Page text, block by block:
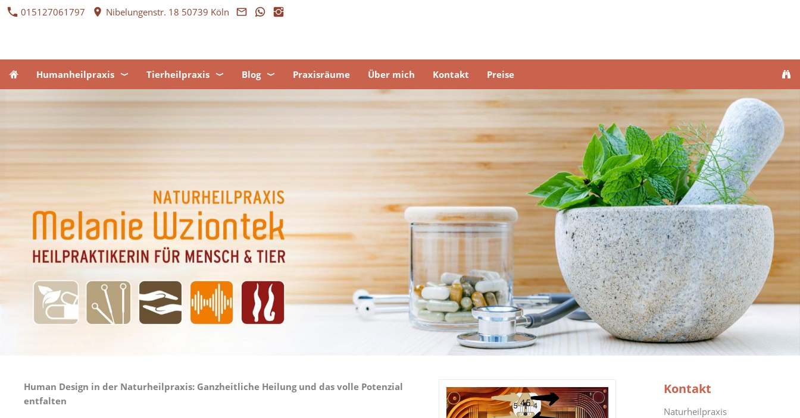
015127061797 Nibelungenstr. 18 50739 Köln
Humanheilpraxis Tierheilpraxis Blog Praxisräume Über mich Kontakt Preise
Human Design in der Naturheilpraxis: Ganzheitliche Heilung und das volle Potenzial
entfalten
Kontakt
Naturheilpraxis